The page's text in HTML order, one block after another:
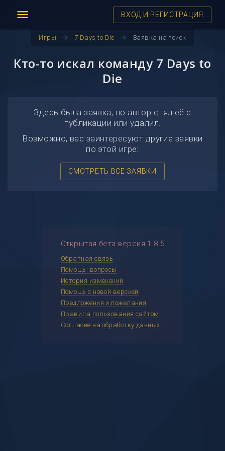
menu ВХОД И РЕГИСТРАЦИЯ
Игры arrow_forward 7 Days to Die arrow_forward Заявка на поиск
Кто-то искал команду 7 Days to
Die
Здесь была заявка, но автор снял её с
публикации или удалил.
Возможно, вас заинтересуют другие заявки
по этой игре:
СМОТРЕТЬ ВСЕ ЗАЯВКИ
Открытая бета-версия 1.8.5
Обратная связь
Помощь: вопросы
История изменений
Помощь с новой версией
Предложения и пожелания
Правила пользования сайтом
Согласие на обработку данных